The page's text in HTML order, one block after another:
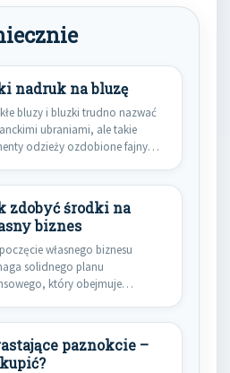
nadruk na bluzę
bluzy i bluzki trudno nazwać
ubraniami, ale takie
odzieży ozdobione fajnym
zdobyć środki na
biznes
własnego biznesu
solidnego planu
który obejmuje
paznokcie –